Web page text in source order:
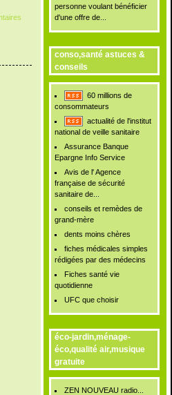
personne voulant bénéficier
d'une offre de...
conso,santé astuces &
conseils
60 millions de
consommateurs
actualité de l'institut
national de veille sanitaire
Assurance Banque
Epargne Info Service
Avis de l' Agence
française de sécurité
sanitaire de...
conseils et remèdes de
grand-mère
dents moins chères
fiches médicales simples
rédigées par des médecins
Fiches santé vie
quotidienne
UFC que choisir
éco-jardin,ménage-
éco,qualité air,musique
gratuite
ZEN NOUVEAU radio...